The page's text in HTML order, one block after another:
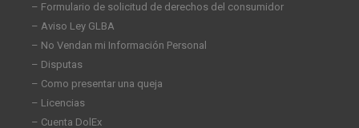
– Formulario de solicitud de derechos del consumidor
– Aviso Ley GLBA
– No Vendan mi Información Personal
– Disputas
– Como presentar una queja
– Licencias
– Cuenta DolEx